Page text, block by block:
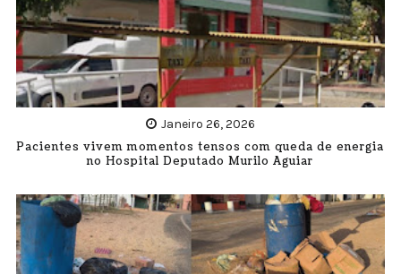
Janeiro 26, 2026
Pacientes vivem momentos tensos com queda de energia
no Hospital Deputado Murilo Aguiar